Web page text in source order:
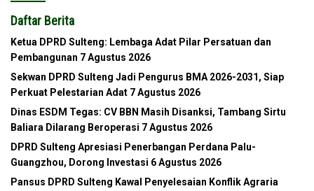
Daftar Berita
Ketua DPRD Sulteng: Lembaga Adat Pilar Persatuan dan
Pembangunan 7 Agustus 2026
Sekwan DPRD Sulteng Jadi Pengurus BMA 2026-2031, Siap
Perkuat Pelestarian Adat 7 Agustus 2026
Dinas ESDM Tegas: CV BBN Masih Disanksi, Tambang Sirtu
Baliara Dilarang Beroperasi 7 Agustus 2026
DPRD Sulteng Apresiasi Penerbangan Perdana Palu-
Guangzhou, Dorong Investasi 6 Agustus 2026
Pansus DPRD Sulteng Kawal Penyelesaian Konflik Agraria